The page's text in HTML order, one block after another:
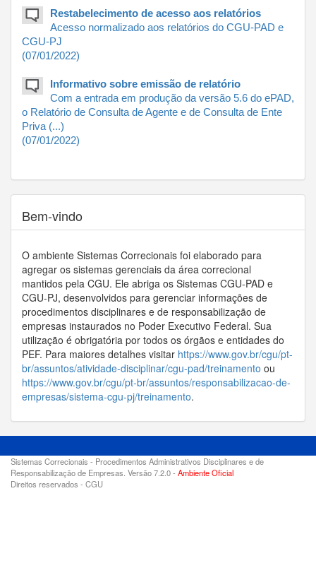
Restabelecimento de acesso aos relatórios
Acesso normalizado aos relatórios do CGU-PAD e
CGU-PJ
(07/01/2022)
Informativo sobre emissão de relatório
Com a entrada em produção da versão 5.6 do ePAD,
o Relatório de Consulta de Agente e de Consulta de Ente
Priva (...)
(07/01/2022)
Bem-vindo
O ambiente Sistemas Correcionais foi elaborado para
agregar os sistemas gerenciais da área correcional
mantidos pela CGU. Ele abriga os Sistemas CGU-PAD e
CGU-PJ, desenvolvidos para gerenciar informações de
procedimentos disciplinares e de responsabilização de
empresas instaurados no Poder Executivo Federal. Sua
utilização é obrigatória por todos os órgãos e entidades do
PEF. Para maiores detalhes visitar https://www.gov.br/cgu/pt-
br/assuntos/atividade-disciplinar/cgu-pad/treinamento ou
https://www.gov.br/cgu/pt-br/assuntos/responsabilizacao-de-
empresas/sistema-cgu-pj/treinamento.
Sistemas Correcionais - Procedimentos Administrativos Disciplinares e de
Responsabilização de Empresas. Versão 7.2.0 - Ambiente Oficial
Direitos reservados - CGU